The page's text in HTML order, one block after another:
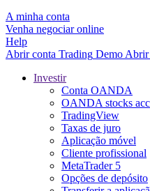
A minha conta
Venha negociar online
Help
Abrir conta Trading Demo Abrir
Investir
Conta OANDA
OANDA stocks
TradingView
Taxas de juro
Aplicação móvel
Cliente profissional
MetaTrader 5
Opções de depósito